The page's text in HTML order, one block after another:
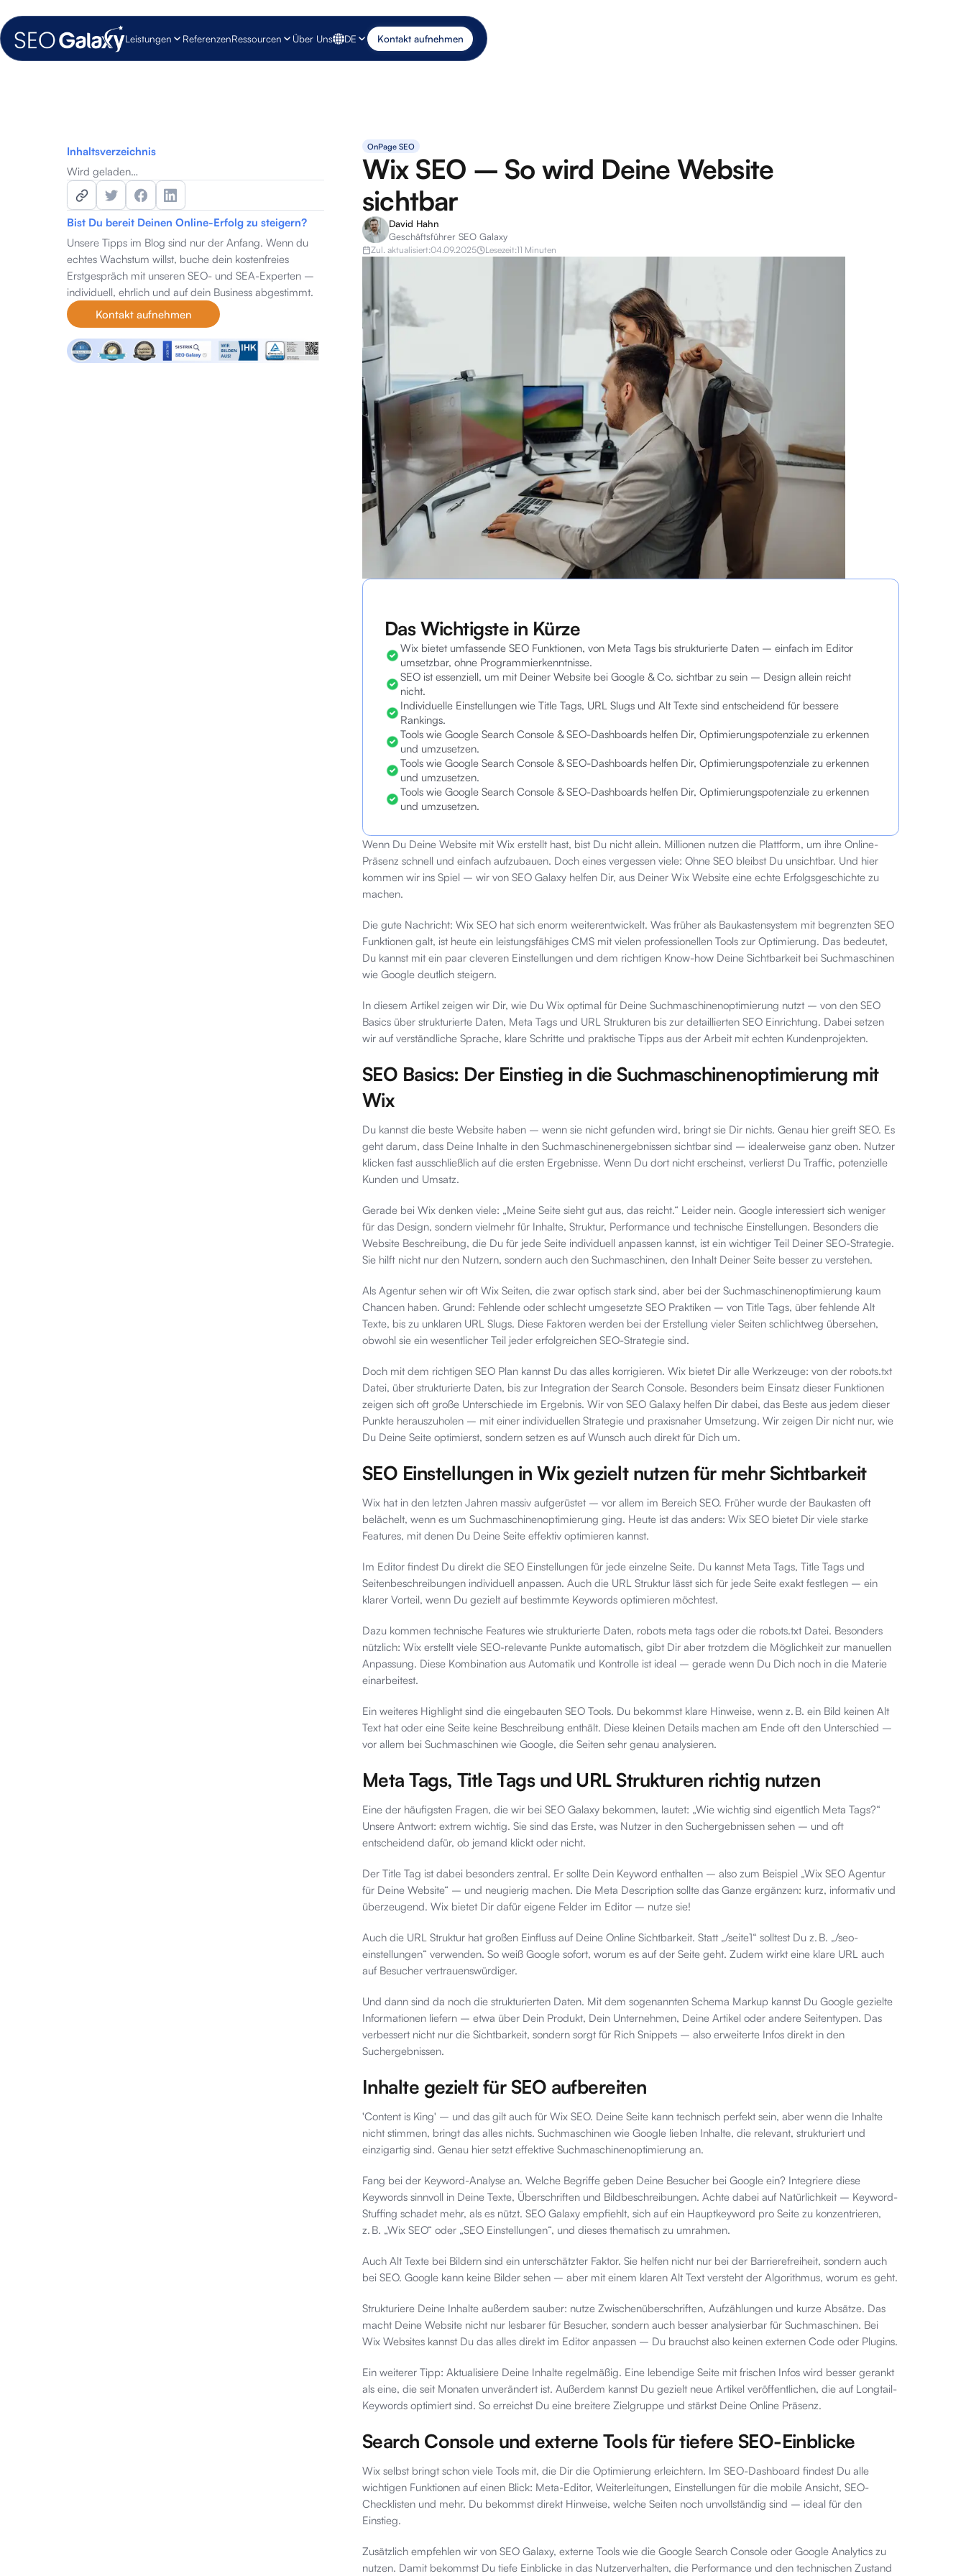
Leistungen ReferenzenRessourcen Über Uns DE Kontakt aufnehmen
Inhaltsverzeichnis
Wird geladen…
Bist Du bereit Deinen Online-Erfolg zu steigern?
Unsere Tipps im Blog sind nur der Anfang. Wenn du
echtes Wachstum willst, buche dein kostenfreies
Erstgespräch mit unseren SEO- und SEA-Experten –
individuell, ehrlich und auf dein Business abgestimmt.
Kontakt aufnehmen
OnPage SEO
Wix SEO – So wird Deine Website
sichtbar
David Hahn
Geschäftsführer SEO Galaxy
Zul. aktualisiert:04.09.2025 Lesezeit:11 Minuten
Das Wichtigste in Kürze
Wix bietet umfassende SEO Funktionen, von Meta Tags bis strukturierte Daten – einfach im Editor
umsetzbar, ohne Programmierkenntnisse.
SEO ist essenziell, um mit Deiner Website bei Google & Co. sichtbar zu sein – Design allein reicht
nicht.
Individuelle Einstellungen wie Title Tags, URL Slugs und Alt Texte sind entscheidend für bessere
Rankings.
Tools wie Google Search Console & SEO-Dashboards helfen Dir, Optimierungspotenziale zu erkennen
und umzusetzen.
Tools wie Google Search Console & SEO-Dashboards helfen Dir, Optimierungspotenziale zu erkennen
und umzusetzen.
Tools wie Google Search Console & SEO-Dashboards helfen Dir, Optimierungspotenziale zu erkennen
und umzusetzen.
Wenn Du Deine Website mit Wix erstellt hast, bist Du nicht allein. Millionen nutzen die Plattform, um ihre Online-
Präsenz schnell und einfach aufzubauen. Doch eines vergessen viele: Ohne SEO bleibst Du unsichtbar. Und hier
kommen wir ins Spiel – wir von SEO Galaxy helfen Dir, aus Deiner Wix Website eine echte Erfolgsgeschichte zu
machen.
Die gute Nachricht: Wix SEO hat sich enorm weiterentwickelt. Was früher als Baukastensystem mit begrenzten SEO
Funktionen galt, ist heute ein leistungsfähiges CMS mit vielen professionellen Tools zur Optimierung. Das bedeutet,
Du kannst mit ein paar cleveren Einstellungen und dem richtigen Know-how Deine Sichtbarkeit bei Suchmaschinen
wie Google deutlich steigern.
In diesem Artikel zeigen wir Dir, wie Du Wix optimal für Deine Suchmaschinenoptimierung nutzt – von den SEO
Basics über strukturierte Daten, Meta Tags und URL Strukturen bis zur detaillierten SEO Einrichtung. Dabei setzen
wir auf verständliche Sprache, klare Schritte und praktische Tipps aus der Arbeit mit echten Kundenprojekten.
SEO Basics: Der Einstieg in die Suchmaschinenoptimierung mit
Wix
Du kannst die beste Website haben – wenn sie nicht gefunden wird, bringt sie Dir nichts. Genau hier greift SEO. Es
geht darum, dass Deine Inhalte in den Suchmaschinenergebnissen sichtbar sind – idealerweise ganz oben. Nutzer
klicken fast ausschließlich auf die ersten Ergebnisse. Wenn Du dort nicht erscheinst, verlierst Du Traffic, potenzielle
Kunden und Umsatz.
Gerade bei Wix denken viele: „Meine Seite sieht gut aus, das reicht.“ Leider nein. Google interessiert sich weniger
für das Design, sondern vielmehr für Inhalte, Struktur, Performance und technische Einstellungen. Besonders die
Website Beschreibung, die Du für jede Seite individuell anpassen kannst, ist ein wichtiger Teil Deiner SEO-Strategie.
Sie hilft nicht nur den Nutzern, sondern auch den Suchmaschinen, den Inhalt Deiner Seite besser zu verstehen.
Als Agentur sehen wir oft Wix Seiten, die zwar optisch stark sind, aber bei der Suchmaschinenoptimierung kaum
Chancen haben. Grund: Fehlende oder schlecht umgesetzte SEO Praktiken – von Title Tags, über fehlende Alt
Texte, bis zu unklaren URL Slugs. Diese Faktoren werden bei der Erstellung vieler Seiten schlichtweg übersehen,
obwohl sie ein wesentlicher Teil jeder erfolgreichen SEO-Strategie sind.
Doch mit dem richtigen SEO Plan kannst Du das alles korrigieren. Wix bietet Dir alle Werkzeuge: von der robots.txt
Datei, über strukturierte Daten, bis zur Integration der Search Console. Besonders beim Einsatz dieser Funktionen
zeigen sich oft große Unterschiede im Ergebnis. Wir von SEO Galaxy helfen Dir dabei, das Beste aus jedem dieser
Punkte herauszuholen – mit einer individuellen Strategie und praxisnaher Umsetzung. Wir zeigen Dir nicht nur, wie
Du Deine Seite optimierst, sondern setzen es auf Wunsch auch direkt für Dich um.
SEO Einstellungen in Wix gezielt nutzen für mehr Sichtbarkeit
Wix hat in den letzten Jahren massiv aufgerüstet – vor allem im Bereich SEO. Früher wurde der Baukasten oft
belächelt, wenn es um Suchmaschinenoptimierung ging. Heute ist das anders: Wix SEO bietet Dir viele starke
Features, mit denen Du Deine Seite effektiv optimieren kannst.
Im Editor findest Du direkt die SEO Einstellungen für jede einzelne Seite. Du kannst Meta Tags, Title Tags und
Seitenbeschreibungen individuell anpassen. Auch die URL Struktur lässt sich für jede Seite exakt festlegen – ein
klarer Vorteil, wenn Du gezielt auf bestimmte Keywords optimieren möchtest.
Dazu kommen technische Features wie strukturierte Daten, robots meta tags oder die robots.txt Datei. Besonders
nützlich: Wix erstellt viele SEO-relevante Punkte automatisch, gibt Dir aber trotzdem die Möglichkeit zur manuellen
Anpassung. Diese Kombination aus Automatik und Kontrolle ist ideal – gerade wenn Du Dich noch in die Materie
einarbeitest.
Ein weiteres Highlight sind die eingebauten SEO Tools. Du bekommst klare Hinweise, wenn z. B. ein Bild keinen Alt
Text hat oder eine Seite keine Beschreibung enthält. Diese kleinen Details machen am Ende oft den Unterschied –
vor allem bei Suchmaschinen wie Google, die Seiten sehr genau analysieren.
Meta Tags, Title Tags und URL Strukturen richtig nutzen
Eine der häufigsten Fragen, die wir bei SEO Galaxy bekommen, lautet: „Wie wichtig sind eigentlich Meta Tags?“
Unsere Antwort: extrem wichtig. Sie sind das Erste, was Nutzer in den Suchergebnissen sehen – und oft
entscheidend dafür, ob jemand klickt oder nicht.
Der Title Tag ist dabei besonders zentral. Er sollte Dein Keyword enthalten – also zum Beispiel „Wix SEO Agentur
für Deine Website“ – und neugierig machen. Die Meta Description sollte das Ganze ergänzen: kurz, informativ und
überzeugend. Wix bietet Dir dafür eigene Felder im Editor – nutze sie!
Auch die URL Struktur hat großen Einfluss auf Deine Online Sichtbarkeit. Statt „/seite1“ solltest Du z. B. „/seo-
einstellungen“ verwenden. So weiß Google sofort, worum es auf der Seite geht. Zudem wirkt eine klare URL auch
auf Besucher vertrauenswürdiger.
Und dann sind da noch die strukturierten Daten. Mit dem sogenannten Schema Markup kannst Du Google gezielte
Informationen liefern – etwa über Dein Produkt, Dein Unternehmen, Deine Artikel oder andere Seitentypen. Das
verbessert nicht nur die Sichtbarkeit, sondern sorgt für Rich Snippets – also erweiterte Infos direkt in den
Suchergebnissen.
Inhalte gezielt für SEO aufbereiten
'Content is King' – und das gilt auch für Wix SEO. Deine Seite kann technisch perfekt sein, aber wenn die Inhalte
nicht stimmen, bringt das alles nichts. Suchmaschinen wie Google lieben Inhalte, die relevant, strukturiert und
einzigartig sind. Genau hier setzt effektive Suchmaschinenoptimierung an.
Fang bei der Keyword-Analyse an. Welche Begriffe geben Deine Besucher bei Google ein? Integriere diese
Keywords sinnvoll in Deine Texte, Überschriften und Bildbeschreibungen. Achte dabei auf Natürlichkeit – Keyword-
Stuffing schadet mehr, als es nützt. SEO Galaxy empfiehlt, sich auf ein Hauptkeyword pro Seite zu konzentrieren,
z. B. „Wix SEO“ oder „SEO Einstellungen“, und dieses thematisch zu umrahmen.
Auch Alt Texte bei Bildern sind ein unterschätzter Faktor. Sie helfen nicht nur bei der Barrierefreiheit, sondern auch
bei SEO. Google kann keine Bilder sehen – aber mit einem klaren Alt Text versteht der Algorithmus, worum es geht.
Strukturiere Deine Inhalte außerdem sauber: nutze Zwischenüberschriften, Aufzählungen und kurze Absätze. Das
macht Deine Website nicht nur lesbarer für Besucher, sondern auch besser analysierbar für Suchmaschinen. Bei
Wix Websites kannst Du das alles direkt im Editor anpassen – Du brauchst also keinen externen Code oder Plugins.
Ein weiterer Tipp: Aktualisiere Deine Inhalte regelmäßig. Eine lebendige Seite mit frischen Infos wird besser gerankt
als eine, die seit Monaten unverändert ist. Außerdem kannst Du gezielt neue Artikel veröffentlichen, die auf Longtail-
Keywords optimiert sind. So erreichst Du eine breitere Zielgruppe und stärkst Deine Online Präsenz.
Search Console und externe Tools für tiefere SEO-Einblicke
Wix selbst bringt schon viele Tools mit, die Dir die Optimierung erleichtern. Im SEO-Dashboard findest Du alle
wichtigen Funktionen auf einen Blick: Meta-Editor, Weiterleitungen, Einstellungen für die mobile Ansicht, SEO-
Checklisten und mehr. Du bekommst direkt Hinweise, welche Seiten noch unvollständig sind – ideal für den
Einstieg.
Zusätzlich empfehlen wir von SEO Galaxy, externe Tools wie die Google Search Console oder Google Analytics zu
nutzen. Damit bekommst Du tiefe Einblicke in das Nutzerverhalten, die Performance und den technischen Zustand